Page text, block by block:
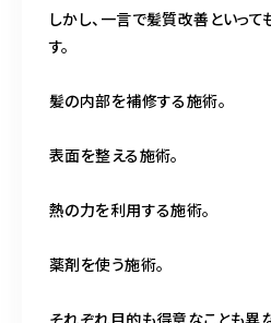
しかし、一言で髪質改善といっ
す。
髪の内部を補修する施術。
表面を整える施術。
熱の力を利用する施術。
薬剤を使う施術。
それぞれ目的も得意なことも異な